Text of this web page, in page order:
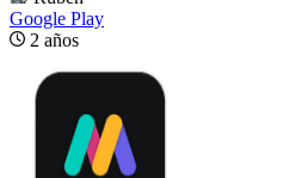
Google Play
2 años